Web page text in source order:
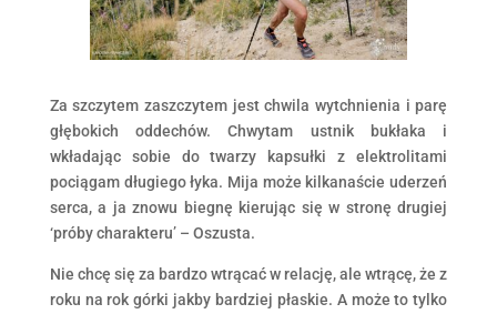
Za szczytem zaszczytem jest chwila wytchnienia i parę
głębokich oddechów. Chwytam ustnik bukłaka i
wkładając sobie do twarzy kapsułki z elektrolitami
pociągam długiego łyka. Mija może kilkanaście uderzeń
serca, a ja znowu biegnę kierując się w stronę drugiej
‘próby charakteru’ – Oszusta.
Nie chcę się za bardzo wtrącać w relację, ale wtrącę, że z
roku na rok górki jakby bardziej płaskie. A może to tylko